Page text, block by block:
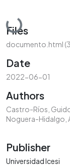
Loading...
Files
documento.html
Date
2022-06-01
Authors
Castro-Ríos,
Noguera-Hidalgo,
Publisher
Universidad Icesi